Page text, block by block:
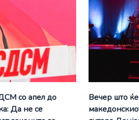
со апел до
Да не се
Вечер што